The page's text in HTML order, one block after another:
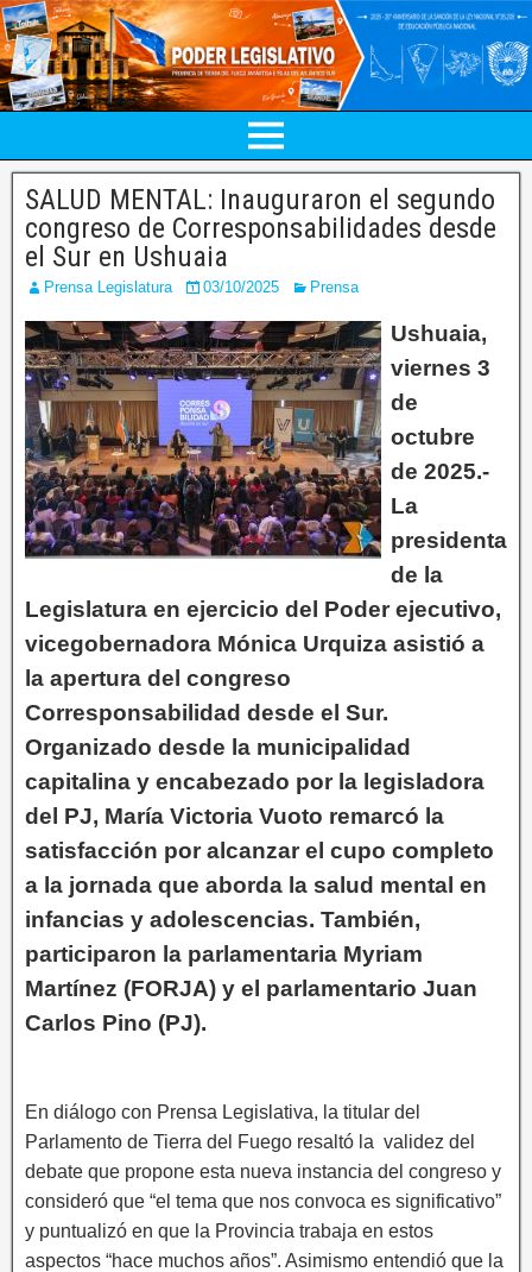
SALUD MENTAL: Inauguraron el segundo
congreso de Corresponsabilidades desde
el Sur en Ushuaia
Prensa Legislatura 03/10/2025 Prensa
Ushuaia,
viernes 3
de
octubre
de 2025.-
La
presidenta
de la
Legislatura en ejercicio del Poder ejecutivo,
vicegobernadora Mónica Urquiza asistió a
la apertura del congreso
Corresponsabilidad desde el Sur.
Organizado desde la municipalidad
capitalina y encabezado por la legisladora
del PJ, María Victoria Vuoto remarcó la
satisfacción por alcanzar el cupo completo
a la jornada que aborda la salud mental en
infancias y adolescencias. También,
participaron la parlamentaria Myriam
Martínez (FORJA) y el parlamentario Juan
Carlos Pino (PJ).
En diálogo con Prensa Legislativa, la titular del
Parlamento de Tierra del Fuego resaltó la validez del
debate que propone esta nueva instancia del congreso y
consideró que “el tema que nos convoca es significativo”
y puntualizó en que la Provincia trabaja en estos
aspectos “hace muchos años”. Asimismo entendió que la